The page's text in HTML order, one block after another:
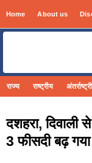
Home About us
राज्य राष्ट्रीय
दशहरा, दिवाली
3 फीसदी बढ़ गया